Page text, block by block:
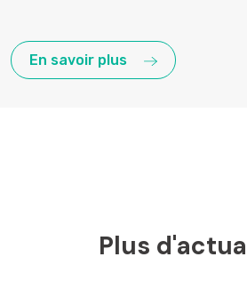
En savoir plus
Plus